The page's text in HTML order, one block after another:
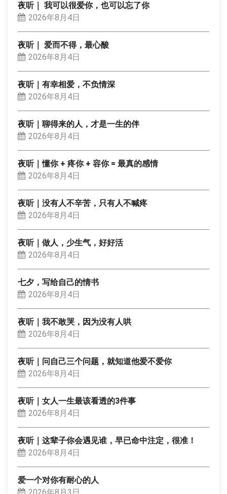
夜听｜ 我可以很爱你，也可以忘了你
2026年8月4日
夜听｜ 爱而不得，最心酸
2026年8月4日
夜听｜有幸相爱，不负情深
2026年8月4日
夜听｜聊得来的人，才是一生的伴
2026年8月4日
夜听｜懂你 + 疼你 + 容你 = 最真的感情
2026年8月4日
夜听｜没有人不辛苦，只有人不喊疼
2026年8月4日
夜听｜做人，少生气，好好活
2026年8月4日
七夕，写给自己的情书
2026年8月4日
夜听｜我不敢哭，因为没有人哄
2026年8月4日
夜听｜问自己三个问题，就知道他爱不爱你
2026年8月4日
夜听｜女人一生最该看透的3件事
2026年8月4日
夜听｜这辈子你会遇见谁，早已命中注定，很准！
2026年8月4日
爱一个对你有耐心的人